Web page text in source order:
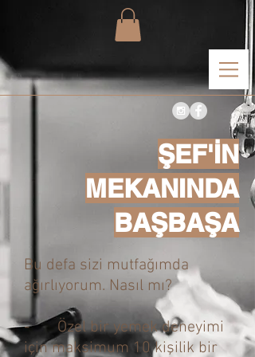
ŞEF'İN
MEKANINDA
BAŞBAŞA
Bu defa sizi mutfağımda
ağırlıyorum. Nasıl mı?
- Özel bir yemek deneyimi
için maksimum 10 kişilik bir